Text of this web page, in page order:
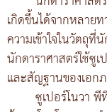
เกิดขึ้นได้จากหลาย
ความเข้าใจในวัตถุที่
นักดาราศาสตร์ใช้ซู
และสัญฐานของเอก
ซูเปอร์โนวา